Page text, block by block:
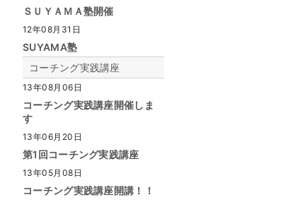
ＳＵＹＡＭＡ塾開催
12年08月31日
SUYAMA塾
コーチング実践講座
13年08月06日
コーチング実践講座開催しま
す
13年06月20日
第1回コーチング実践講座
13年05月08日
コーチング実践講座開講！！